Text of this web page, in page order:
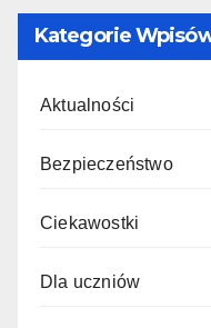
Kategorie
Aktualności
Bezpieczeństwo
Ciekawostki
Dla uczniów